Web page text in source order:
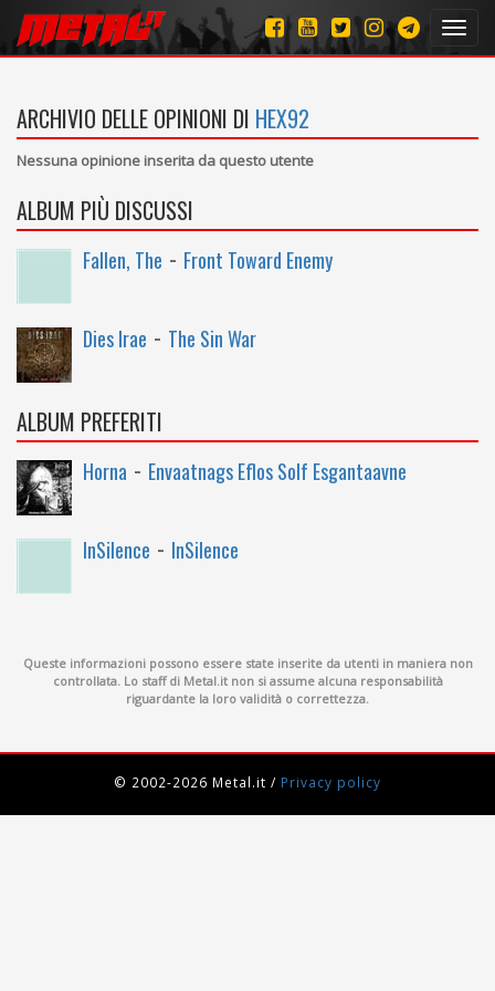
ARCHIVIO DELLE OPINIONI DI HEX92
Nessuna opinione inserita da questo utente
ALBUM PIÙ DISCUSSI
Fallen, The - Front Toward Enemy
Dies Irae - The Sin War
ALBUM PREFERITI
Horna - Envaatnags Eflos Solf Esgantaavne
InSilence - InSilence
Queste informazioni possono essere state inserite da utenti in maniera non
controllata. Lo staff di Metal.it non si assume alcuna responsabilità
riguardante la loro validità o correttezza.
© 2002-2026 Metal.it / Privacy policy